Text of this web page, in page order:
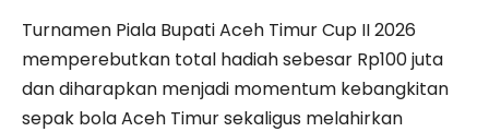
Turnamen Piala Bupati Aceh Timur Cup II 2026
memperebutkan total hadiah sebesar Rp100 juta
dan diharapkan menjadi momentum kebangkitan
sepak bola Aceh Timur sekaligus melahirkan